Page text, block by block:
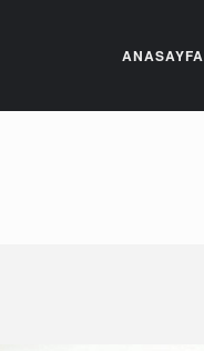
ANASAYFA